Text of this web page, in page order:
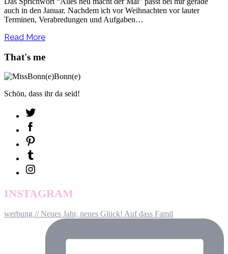
auch in den Januar. Nachdem ich vor Weihnachten vor lauter
Terminen, Verabredungen und Aufgaben…
Read More
That's me
Schön, dass ihr da seid!
INSTAGRAM
werbung // Neues Jahr, neues Glück! Auf dass Famil